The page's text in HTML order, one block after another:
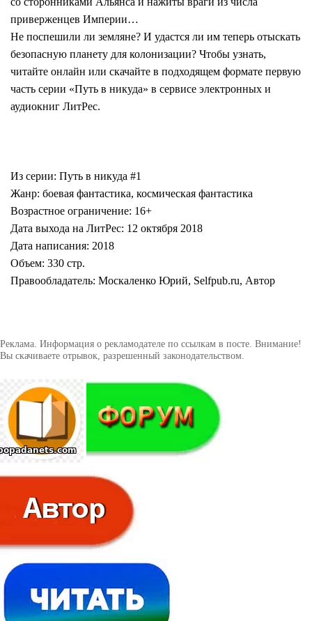
приверженцев Империи…
Не поспешили ли земляне? И удастся ли им теперь отыскать
безопасную планету для колонизации? Чтобы узнать,
читайте онлайн или скачайте в подходящем формате первую
часть серии «Путь в никуда» в сервисе электронных и
аудиокниг ЛитРес.
Из серии: Путь в никуда #1
Жанр: боевая фантастика, космическая фантастика
Возрастное ограничение: 16+
Дата выхода на ЛитРес: 12 октября 2018
Дата написания: 2018
Объем: 330 стр.
Правообладатель: Москаленко Юрий, Selfpub.ru, Автор
Реклама. Информация о рекламодателе по ссылкам в посте. Внимание!
Вы скачиваете отрывок, разрешенный законодательством.